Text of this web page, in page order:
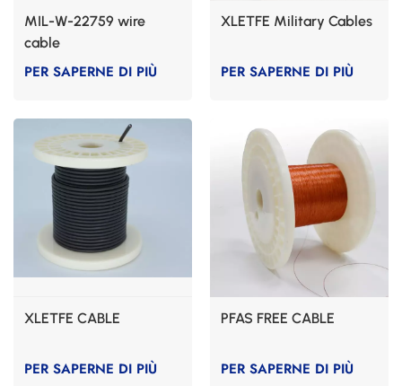
MIL-W-22759 wire
cable
PER SAPERNE DI PIÙ
XLETFE Military Cables
PER SAPERNE DI PIÙ
XLETFE CABLE
PER SAPERNE DI PIÙ
PFAS FREE CABLE
PER SAPERNE DI PIÙ